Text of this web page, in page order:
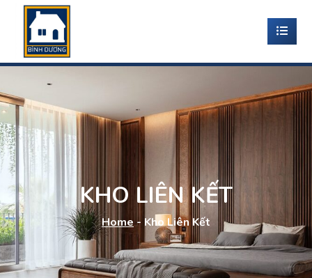
KHO LIÊN KẾT
Home- Kho Liên Kết